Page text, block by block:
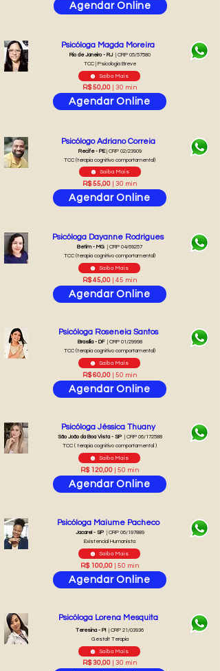
Agendar Online
Saiba Mais
Psicóloga Magda Moreira
Agendar Online
R$ 50,00 | 30 min
Rio de Janeiro - RJ| CRP 05/57580
TCC | Psicologia Breve
Saiba Mais
Psicólogo Adriano Correia
Agendar Online
R$ 55,00 | 30 min
Recife - PE| CRP 02/23909
TCC (terapia cognitivo comportamental)
Saiba Mais
Psicóloga Dayanne Rodrigues
Agendar Online
R$ 45,00 | 45 min
Betim - MG | CRP 04/69257
TCC (terapia cognitivo comportamental)
Saiba Mais
Psicóloga Roseneia Santos
Agendar Online
R$ 60,00 | 50 min
Brasília - DF| CRP 01/29998
TCC (terapia cognitivo comportamental)
Saiba Mais
Psicóloga Jéssica Thuany
Agendar Online
R$ 120,00 | 50 min
São João da Boa Vista - SP | CRP 06/172588
TCC ( terapia cognitivo comportamental )
Saiba Mais
Psicóloga Maiume Pacheco
Agendar Online
R$ 100,00 | 50 min
Jacareí - SP | CRP 06/197889
Existencial Humanista
Saiba Mais
Psicóloga Lorena Mesquita
Teresina - PI | CRP 21/03936
Gestalt Terapia
R$ 30,00 | 30 min